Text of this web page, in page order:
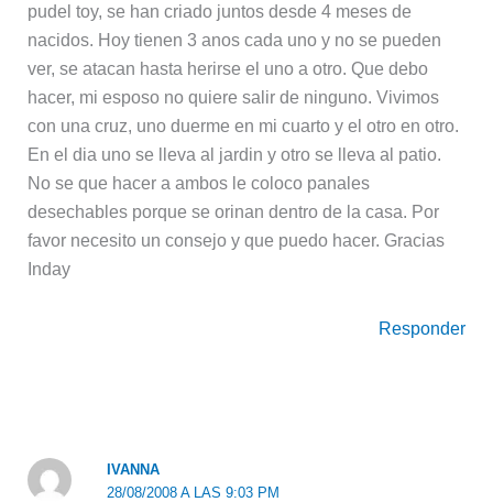
pudel toy, se han criado juntos desde 4 meses de
nacidos. Hoy tienen 3 anos cada uno y no se pueden
ver, se atacan hasta herirse el uno a otro. Que debo
hacer, mi esposo no quiere salir de ninguno. Vivimos
con una cruz, uno duerme en mi cuarto y el otro en otro.
En el dia uno se lleva al jardin y otro se lleva al patio.
No se que hacer a ambos le coloco panales
desechables porque se orinan dentro de la casa. Por
favor necesito un consejo y que puedo hacer. Gracias
Inday
Responder
IVANNA
28/08/2008 A LAS 9:03 PM